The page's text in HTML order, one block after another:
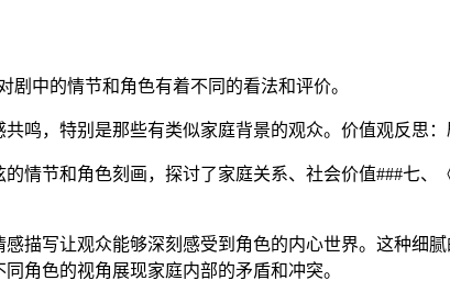
剧中的情节和角色有着不同的看法和评价。
鸣，特别是那些有类似家庭背景的观众。价值观反思
情节和角色刻画，探讨了家庭关系、社会价值###七
描写让观众能够深刻感受到角色的内心世界。这种细
角色的视角展现家庭内部的矛盾和冲突。